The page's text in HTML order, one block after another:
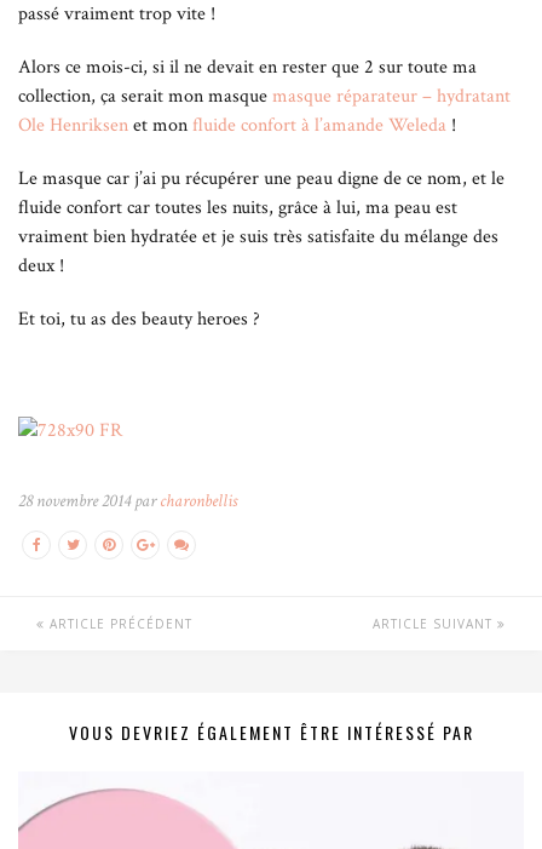
passé vraiment trop vite !
Alors ce mois-ci, si il ne devait en rester que 2 sur toute ma
collection, ça serait mon masquemasque réparateur – hydratant
Ole Henriksenet monfluide confort à l’amande Weleda !
Le masque car j’ai pu récupérer une peau digne de ce nom, et le
fluide confort car toutes les nuits, grâce à lui, ma peau est
vraiment bien hydratée et je suis très satisfaite du mélange des
deux !
Et toi, tu as des beauty heroes ?
28 novembre 2014 parcharonbellis
ARTICLE PRÉCÉDENT ARTICLE SUIVANT
VOUS DEVRIEZ ÉGALEMENT ÊTRE INTÉRESSÉ PAR